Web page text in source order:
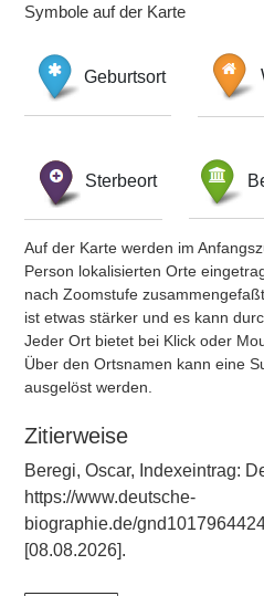
Symbole auf der Karte
Geburtsort
Sterbeort
Auf der Karte werden im
Person lokalisierten Orte
nach Zoomstufe
ist etwas stärker und es kann
Jeder Ort bietet bei Klick oder
Über den Ortsnamen kann eine
ausgelöst werden.
Zitierweise
Beregi, Oscar, Indexeintrag:
https://www.deutsche-
biographie.de/
[08.08.2026].